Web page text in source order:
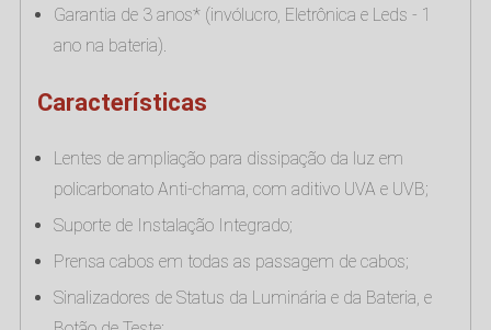
Garantia de 3 anos* (invólucro, Eletrônica e Leds - 1
ano na bateria).
Características
Lentes de ampliação para dissipação da luz em
policarbonato Anti-chama, com aditivo UVA e UVB;
Suporte de Instalação Integrado;
Prensa cabos em todas as passagem de cabos;
Sinalizadores de Status da Luminária e da Bateria, e